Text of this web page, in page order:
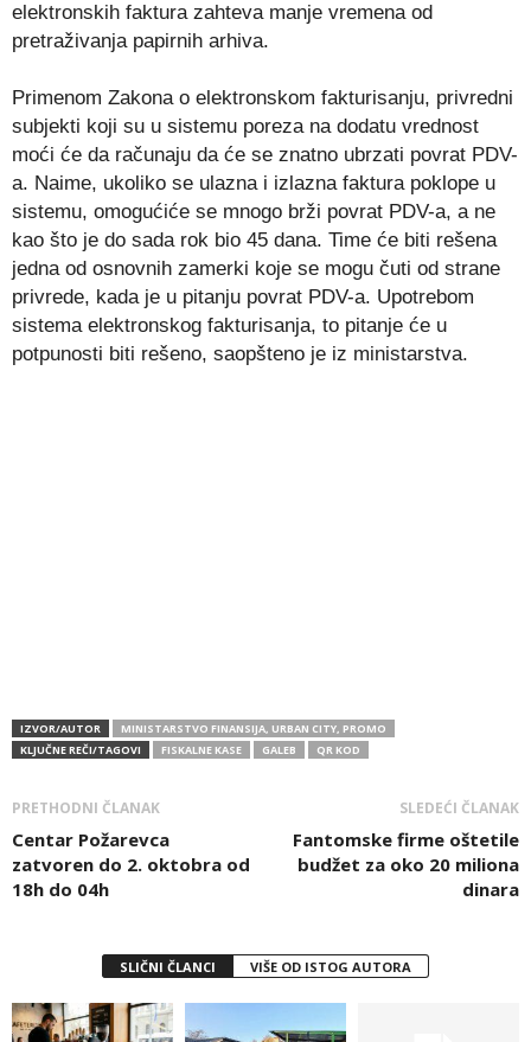
elektronskih faktura zahteva manje vremena od
pretraživanja papirnih arhiva.
Primenom Zakona o elektronskom fakturisanju, privredni
subjekti koji su u sistemu poreza na dodatu vrednost
moći će da računaju da će se znatno ubrzati povrat PDV-
a. Naime, ukoliko se ulazna i izlazna faktura poklope u
sistemu, omogućiće se mnogo brži povrat PDV-a, a ne
kao što je do sada rok bio 45 dana. Time će biti rešena
jedna od osnovnih zamerki koje se mogu čuti od strane
privrede, kada je u pitanju povrat PDV-a. Upotrebom
sistema elektronskog fakturisanja, to pitanje će u
potpunosti biti rešeno, saopšteno je iz ministarstva.
IZVOR/AUTOR
MINISTARSTVO FINANSIJA, URBAN CITY, PROMO
KLJUČNE REČI/TAGOVI
FISKALNE KASE GALEB QR KOD
PRETHODNI ČLANAK
Centar Požarevca
zatvoren do 2. oktobra od
18h do 04h
SLEDEĆI ČLANAK
Fantomske firme oštetile
budžet za oko 20 miliona
dinara
SLIČNI ČLANCI VIŠE OD ISTOG AUTORA